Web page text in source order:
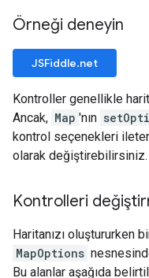
Örneği deneyin
JSFiddle.net
Kontroller genellikle
Ancak, Map 'nın
kontrol seçenekleri
olarak değiştirebilirsiniz.
Kontrolleri
Haritanızı oluştururken
MapOptions
Bu alanlar aşağıda